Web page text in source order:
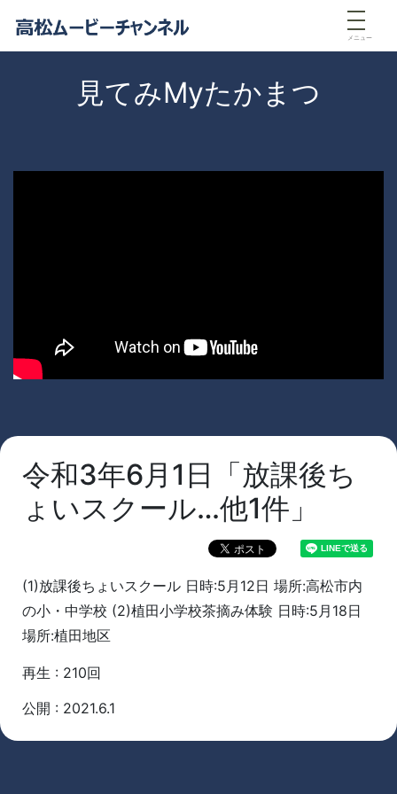
メニュー
見てみMyたかまつ
令和3年6月1日「放課後ち
ょいスクール…他1件」
(1)放課後ちょいスクール 日時:5月12日 場所:高松市内
の小・中学校 (2)植田小学校茶摘み体験 日時:5月18日
場所:植田地区
再生 : 210回
公開 : 2021.6.1